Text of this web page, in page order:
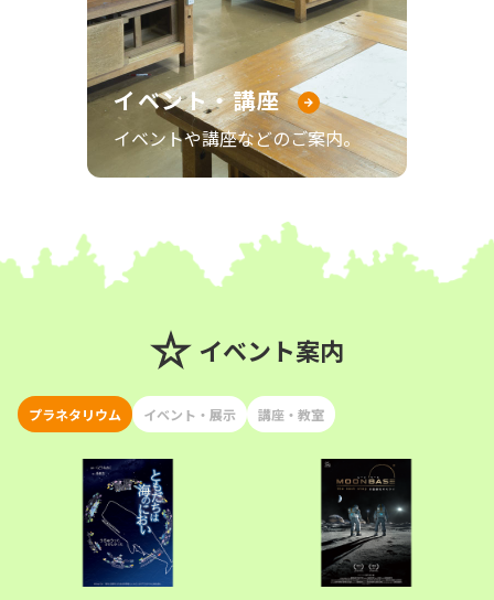
イベント・講座
イベントや講座などのご案内。
イベント案内
プラネタリウム イベント・展示 講座・教室